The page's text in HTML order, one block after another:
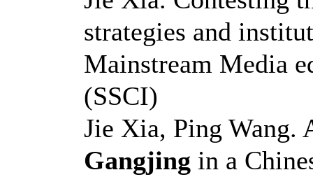
strategies and
Mainstream Media
(SSCI)
Jie Xia, Ping Wang.
Gangjing in a